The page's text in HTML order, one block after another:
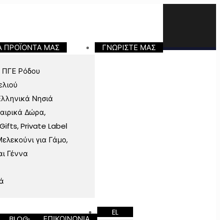
ΠΡΟΪΟΝΤΑ ΜΑΣ
ΠΓΕ Ρόδου
Νησιά
Δώρα,
Private Label
για Γάμο,
Γέννα
ΓΝΩΡΙΣΤΕ ΜΑΣ
EL